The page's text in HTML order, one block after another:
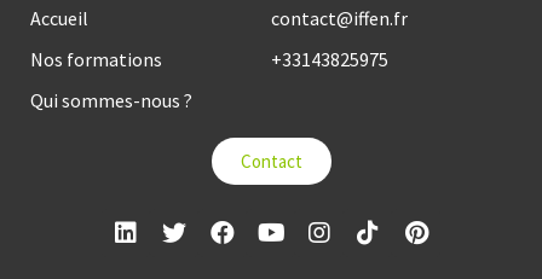
Accueil
Nos formations
Qui sommes-nous ?
contact@iffen.fr
+33143825975
Contact